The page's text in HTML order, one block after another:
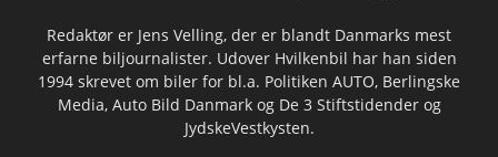
Redaktør er Jens Velling, der er blandt Danmarks mest
erfarne biljournalister. Udover Hvilkenbil har han siden
1994 skrevet om biler for bl.a. Politiken AUTO, Berlingske
Media, Auto Bild Danmark og De 3 Stiftstidender og
JydskeVestkysten.